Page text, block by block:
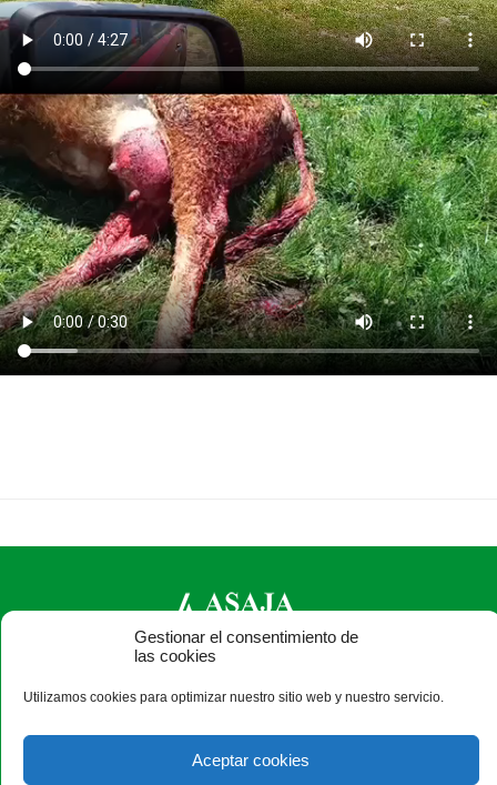
Gestionar el consentimiento de
las cookies
Utilizamos cookies para optimizar nuestro sitio web y nuestro servicio.
Aceptar cookies
España · Tel.: +34 923 190 720 ·asaja@asajasalamanca.com